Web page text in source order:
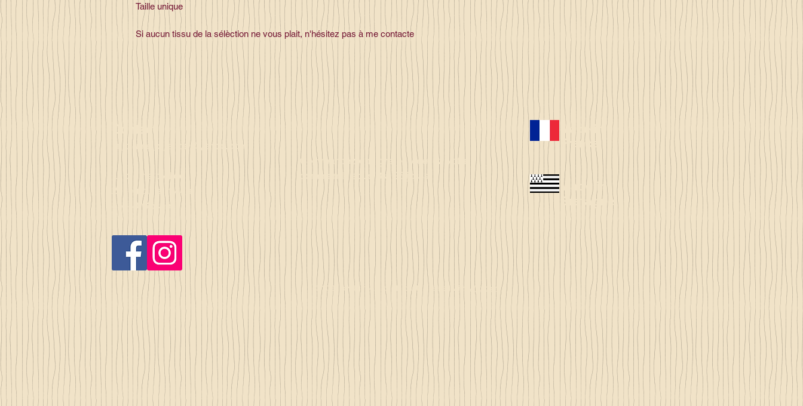
Taille unique
Si aucun tissu de la sélèction ne vous plait, n'hésitez pas à me contacte
Contact
la_plume_d_alice@yahoo.com
La plume d'Alice
2, lieu dit la rivière
35140 Gosné
Commandez en ligne et recevez votre
commande sous 3 à 25 jours
Made in
France
Made in
Bretagne
© 2023 by Just 4 Kids. Proudly created with Wix.com